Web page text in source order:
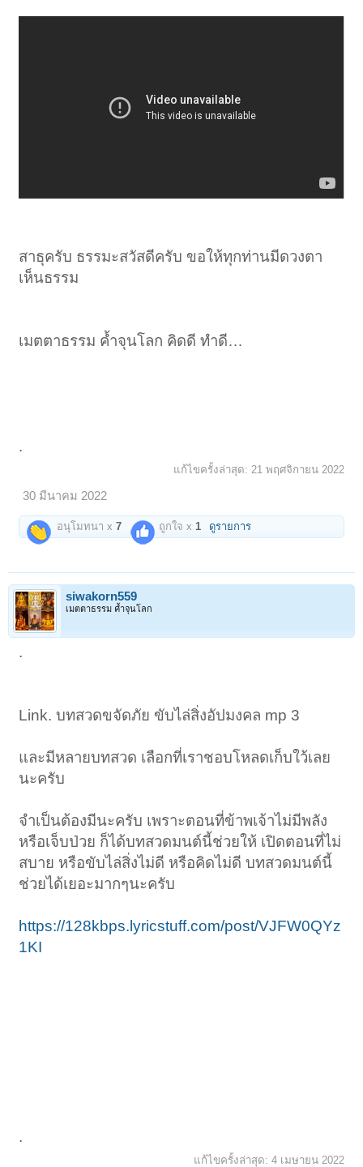
สาธุครับ ธรรมะสวัสดีครับ ขอให้ทุกท่านมีดวงตา
เห็นธรรม
เมตตาธรรม ค้ำจุนโลก คิดดี ทำดี…
.
แก้ไขครั้งล่าสุด: 21 พฤศจิกายน 2022
30 มีนาคม 2022
อนุโมทนา x7 ถูกใจ x1 ดูรายการ
siwakorn559
เมตตาธรรม ค้ำจุนโลก
.
Link. บทสวดขจัดภัย ขับไล่สิ่งอัปมงคล mp 3
และมีหลายบทสวด เลือกที่เราชอบโหลดเก็บใว้เลย
นะครับ
จำเป็นต้องมีนะครับ เพราะตอนที่ข้าพเจ้าไม่มีพลัง
หรือเจ็บป่วย ก็ได้บทสวดมนต์นี้ช่วยให้ เปิดตอนที่ไม่
สบาย หรือขับไล่สิ่งไม่ดี หรือคิดไม่ดี บทสวดมนต์นี้
ช่วยได้เยอะมากๆนะครับ
https://128kbps.lyricstuff.com/post/VJFW0QYz
1KI
.
แก้ไขครั้งล่าสุด: 4 เมษายน 2022